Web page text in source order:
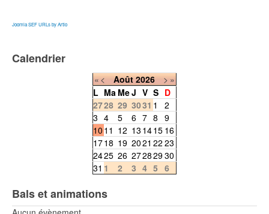
Joomla SEF URLs by Artio
Calendrier
«< Août 2026 >»
L Ma MeJ V S D
2728 29 3031 1
2
3 4 5 6 7 8 9
10 11 12 13 1415 16
1718 19 2021 22 23
2425 26 27282930
31 1 2 3 4 5 6
Bals et animations